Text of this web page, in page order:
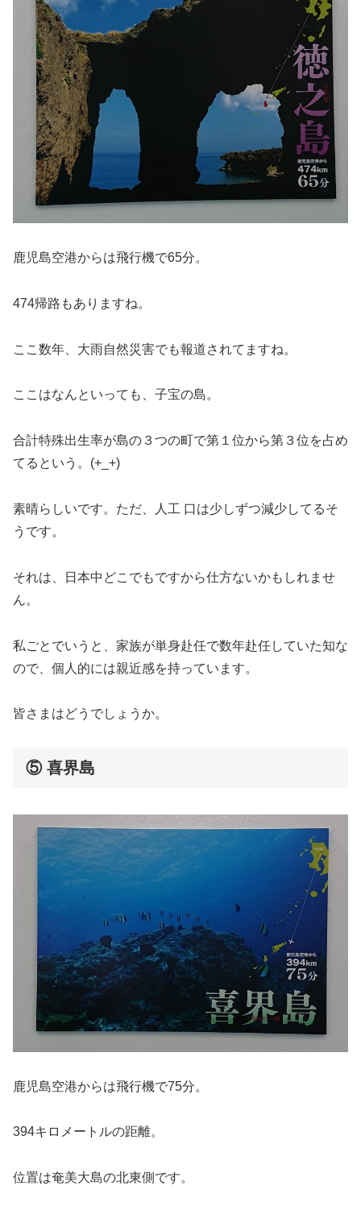
鹿児島空港からは飛行機で65分。
474帰路もありますね。
ここ数年、大雨自然災害でも報道されてますね。
ここはなんといっても、子宝の島。
合計特殊出生率が島の３つの町で第１位から第３位を占め
てるという。(+_+)
素晴らしいです。ただ、人工 口は少しずつ減少してるそ
うです。
それは、日本中どこでもですから仕方ないかもしれませ
ん。
私ごとでいうと、家族が単身赴任で数年赴任していた知な
ので、個人的には親近感を持っています。
皆さまはどうでしょうか。
⑤ 喜界島
鹿児島空港からは飛行機で75分。
394キロメートルの距離。
位置は奄美大島の北東側です。